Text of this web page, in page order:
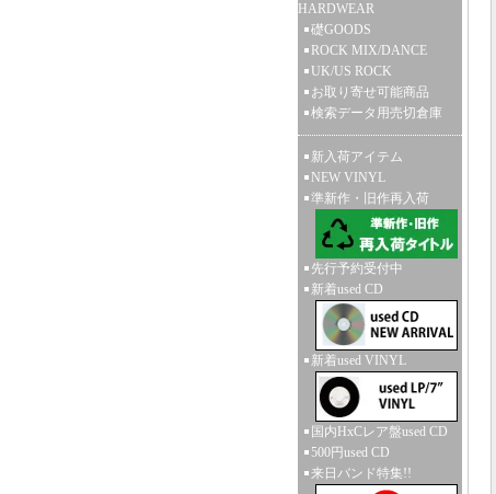
HARDWEAR
礎GOODS
ROCK MIX/DANCE
UK/US ROCK
お取り寄せ可能商品
検索データ用売切倉庫
新入荷アイテム
NEW VINYL
準新作・旧作再入荷
先行予約受付中
新着used CD
新着used VINYL
国内HxCレア盤used CD
500円used CD
来日バンド特集!!